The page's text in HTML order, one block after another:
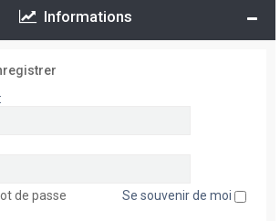
Informations
de passe Se souvenir de moi